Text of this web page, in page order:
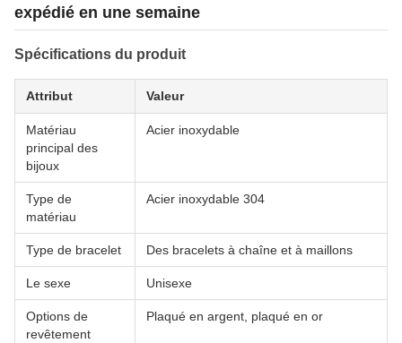
expédié en une semaine
Spécifications du produit
Attribut Valeur
Matériau
principal des
bijoux
Acier inoxydable
Type de
matériau
Acier inoxydable 304
Type de bracelet Des bracelets à chaîne et à maillons
Le sexe Unisexe
Options de
revêtement
Plaqué en argent, plaqué en or